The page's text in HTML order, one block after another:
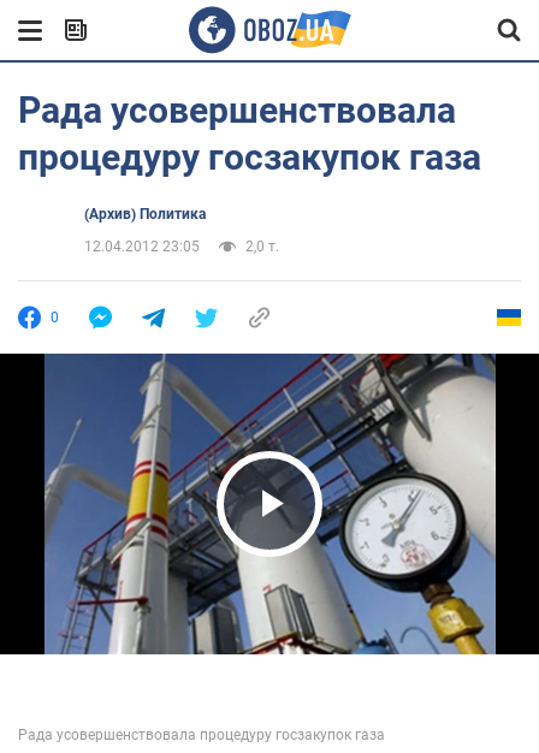
Рада усовершенствовала
процедуру госзакупок газа
(Архив) Политика
12.04.2012 23:05
2,0 т.
0
Play Video